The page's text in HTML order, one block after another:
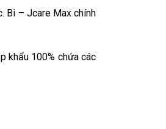
Bi – Jcare Max chính
khẩu 100% chứa các